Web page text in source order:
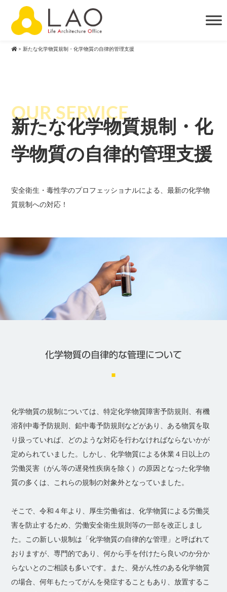
>新たな化学物質規制・化学物質の自律的管理支援
新たな化学物質規制・化
学物質の自律的管理支援
安全衛生・毒性学のプロフェッショナルによる、最新の化学物
質規制への対応！
化学物質の自律的な管理について
化学物質の規制については、特定化学物質障害予防規則、有機
溶剤中毒予防規則、鉛中毒予防規則などがあり、ある物質を取
り扱っていれば、どのような対応を行わなければならないかが
定められていました。しかし、化学物質による休業４日以上の
労働災害（がん等の遅発性疾病を除く）の原因となった化学物
質の多くは、これらの規制の対象外となっていました。
そこで、令和４年より、厚生労働省は、化学物質による労働災
害を防止するため、労働安全衛生規則等の一部を改正しまし
た。この新しい規制は「化学物質の自律的な管理」と呼ばれて
おりますが、専門的であり、何から手を付けたら良いのか分か
らないとのご相談も多いです。また、発がん性のある化学物質
の場合、何年もたってがんを発症することもあり、放置するこ